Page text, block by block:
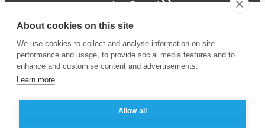
About cookies on this site
We use cookies to collect and analyse information on site
performance and usage, to provide social media features and to
enhance and customise content and advertisements.
Learn more
Allow all